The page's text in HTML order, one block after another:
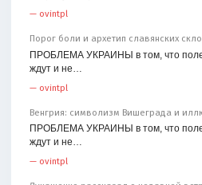
— ovintpl
Порог боли и архетип славянских
ПРОБЛЕМА УКРАИНЫ в том, что
ждут и не…
— ovintpl
Венгрия: символизм Вишеграда и
ПРОБЛЕМА УКРАИНЫ в том, что
ждут и не…
— ovintpl